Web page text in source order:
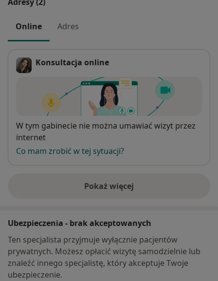
Online Adres
Konsultacja online
Dostępność
W tym gabinecie nie można umawiać wizyt przez
internet
Co mam zrobić w tej sytuacji?
Pokaż więcej
o adresie
Ubezpieczenia - brak akceptowanych
Ten specjalista przyjmuje wyłącznie pacjentów
prywatnych. Możesz opłacić wizytę samodzielnie lub
znaleźć innego specjalistę, który akceptuje Twoje
ubezpieczenie.